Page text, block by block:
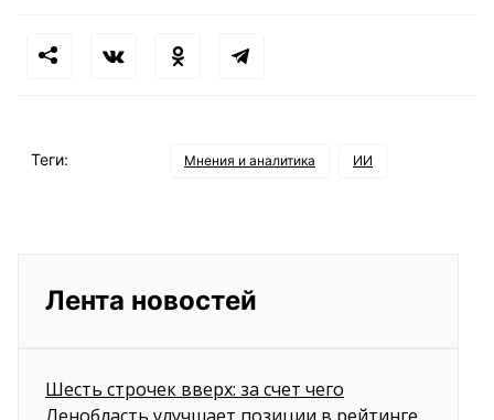
Теги: Мнения и аналитика ИИ
Лента новостей
Шесть строчек вверх: за счет чего